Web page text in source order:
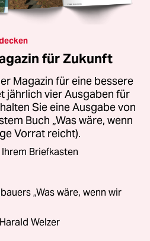
für Zukunft
Magazin für eine bessere
jährlich vier Ausgaben für
Sie eine Ausgabe von
Buch „Was wäre, wenn
Vorrat reicht).
Briefkasten
„Was wäre, wenn wir
Welzer